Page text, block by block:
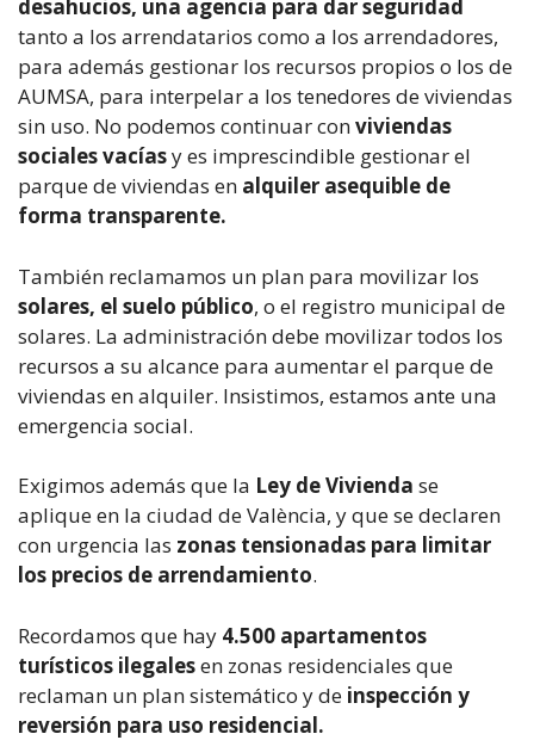
desahucios, una agencia para dar seguridad
tanto a los arrendatarios como a los arrendadores,
para además gestionar los recursos propios o los de
AUMSA, para interpelar a los tenedores de viviendas
sin uso. No podemos continuar conviviendas
sociales vacíasy es imprescindible gestionar el
parque de viviendas en alquiler asequible de
forma transparente.
También reclamamos un plan para movilizar los
solares, el suelo público, o el registro municipal de
solares. La administración debe movilizar todos los
recursos a su alcance para aumentar el parque de
viviendas en alquiler. Insistimos, estamos ante una
emergencia social.
Exigimos además que la Ley de Vivienda se
aplique en la ciudad de València, y que se declaren
con urgencia las zonas tensionadas para limitar
los precios de arrendamiento.
Recordamos que hay 4.500 apartamentos
turísticos ilegalesen zonas residenciales que
reclaman un plan sistemático y de inspección y
reversión para uso residencial.